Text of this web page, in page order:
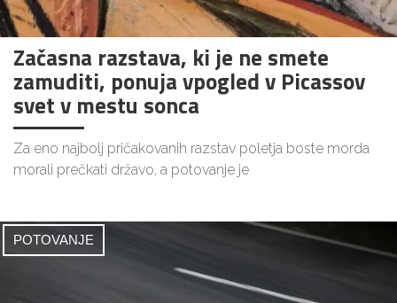
Začasna razstava, ki je ne smete
zamuditi, ponuja vpogled v Picassov
svet v mestu sonca
Za eno najbolj pričakovanih razstav poletja boste morda
morali prečkati državo, a potovanje je
POTOVANJE